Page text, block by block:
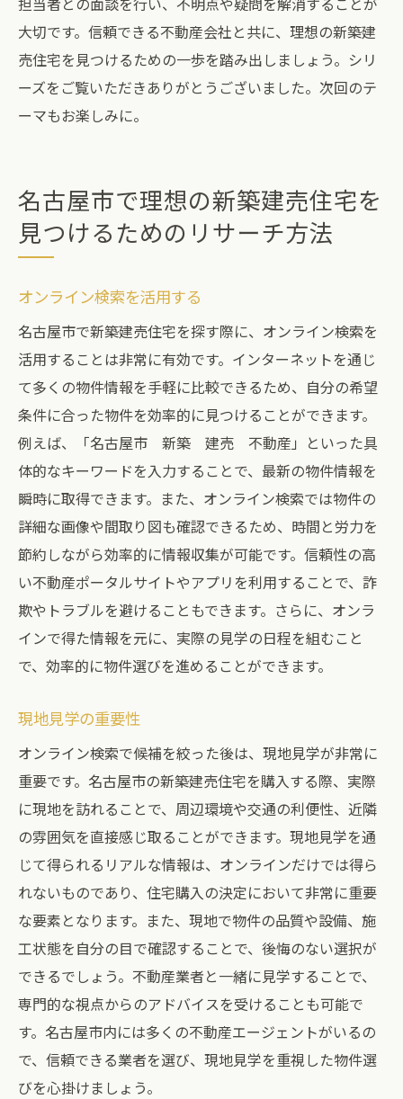
大切です。信頼できる不動産会社と共に、理想の新築建
売住宅を見つけるための一歩を踏み出しましょう。シリ
ーズをご覧いただきありがとうございました。次回のテ
ーマもお楽しみに。
名古屋市で理想の新築建売住宅を
見つけるためのリサーチ方法
オンライン検索を活用する
名古屋市で新築建売住宅を探す際に、オンライン検索を
活用することは非常に有効です。インターネットを通じ
て多くの物件情報を手軽に比較できるため、自分の希望
条件に合った物件を効率的に見つけることができます。
例えば、「名古屋市 新築 建売 不動産」といった具
体的なキーワードを入力することで、最新の物件情報を
瞬時に取得できます。また、オンライン検索では物件の
詳細な画像や間取り図も確認できるため、時間と労力を
節約しながら効率的に情報収集が可能です。信頼性の高
い不動産ポータルサイトやアプリを利用することで、詐
欺やトラブルを避けることもできます。さらに、オンラ
インで得た情報を元に、実際の見学の日程を組むこと
で、効率的に物件選びを進めることができます。
現地見学の重要性
オンライン検索で候補を絞った後は、現地見学が非常に
重要です。名古屋市の新築建売住宅を購入する際、実際
に現地を訪れることで、周辺環境や交通の利便性、近隣
の雰囲気を直接感じ取ることができます。現地見学を通
じて得られるリアルな情報は、オンラインだけでは得ら
れないものであり、住宅購入の決定において非常に重要
な要素となります。また、現地で物件の品質や設備、施
工状態を自分の目で確認することで、後悔のない選択が
できるでしょう。不動産業者と一緒に見学することで、
専門的な視点からのアドバイスを受けることも可能で
す。名古屋市内には多くの不動産エージェントがいるの
で、信頼できる業者を選び、現地見学を重視した物件選
びを心掛けましょう。